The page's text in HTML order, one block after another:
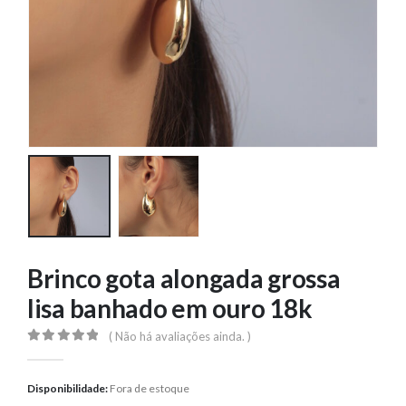
Brinco gota alongada grossa
lisa banhado em ouro 18k
( Não há avaliações ainda. )
Disponibilidade: Fora de estoque